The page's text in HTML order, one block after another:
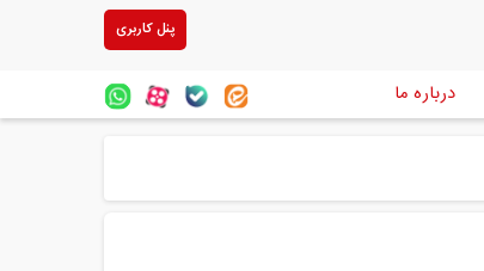
پنل کاربری
درباره ما